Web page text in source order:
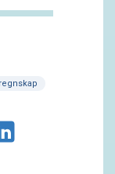
på Facebook
artikkelen på X.com